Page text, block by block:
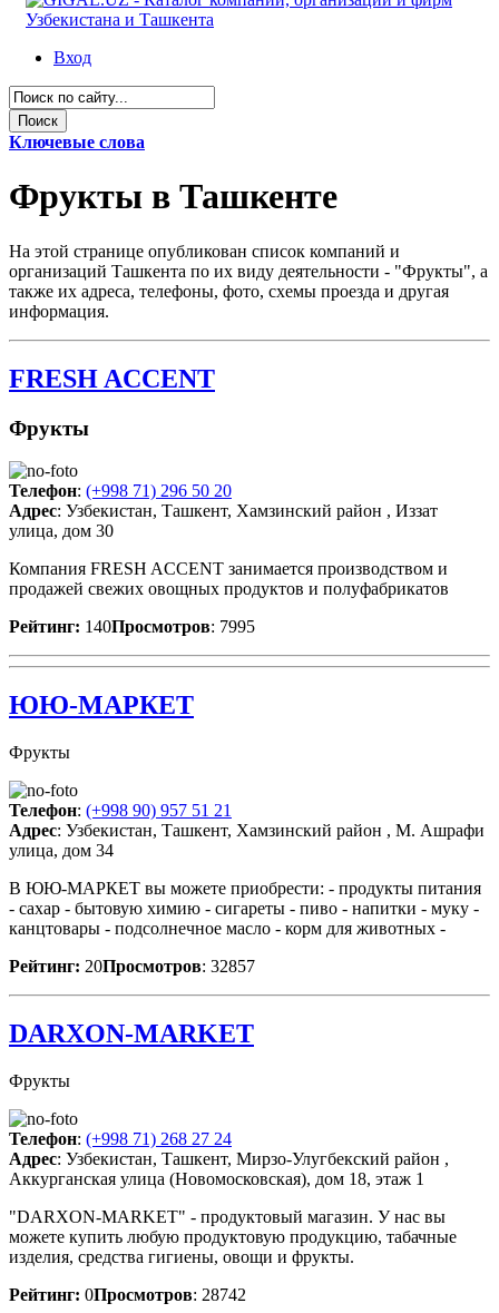
Вход
Ключевые слова
Фрукты в Ташкенте
На этой странице опубликован список компаний и
организаций Ташкента по их виду деятельности - "Фрукты", а
также их адреса, телефоны, фото, схемы проезда и другая
информация.
FRESH ACCENT
Фрукты
Телефон: (+998 71) 296 50 20
Адрес: Узбекистан, Ташкент, Хамзинский район , Иззат
улица, дом 30
Компания FRESH ACCENT занимается производством и
продажей свежих овощных продуктов и полуфабрикатов
Рейтинг: 140Просмотров: 7995
ЮЮ-МАРКЕТ
Фрукты
Телефон: (+998 90) 957 51 21
Адрес: Узбекистан, Ташкент, Хамзинский район , М. Ашрафи
улица, дом 34
В ЮЮ-МАРКЕТ вы можете приобрести: - продукты питания
- сахар - бытовую химию - сигареты - пиво - напитки - муку -
канцтовары - подсолнечное масло - корм для животных -
Рейтинг: 20Просмотров: 32857
DARXON-MARKET
Фрукты
Телефон: (+998 71) 268 27 24
Адрес: Узбекистан, Ташкент, Мирзо-Улугбекский район ,
Аккурганская улица (Новомосковская), дом 18, этаж 1
"DARXON-MARKET" - продуктовый магазин. У нас вы
можете купить любую продуктовую продукцию, табачные
изделия, средства гигиены, овощи и фрукты.
Рейтинг: 0Просмотров: 28742